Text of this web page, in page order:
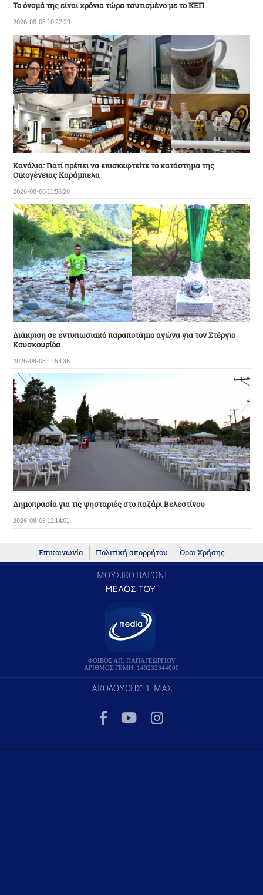
Το όνομά της είναι χρόνια τώρα ταυτισμένο με το ΚΕΠ
2026-08-05 10:22:29
Κανάλια: Γιατί πρέπει να επισκεφτείτε το κατάστημα της
Οικογένειας Καράμπελα
2026-08-06 11:56:20
Διάκριση σε εντυπωσιακό παραποτάμιο αγώνα για τον Στέργιο
Κουσκουρίδα
2026-08-05 11:54:36
Δημοπρασία για τις ψησταριές στο παζάρι Βελεστίνου
2026-08-05 12:14:01
Επικοινωνία Πολιτική απορρήτου Όροι Χρήσης
ΜΟΥΣΙΚΟ ΒΑΓΟΝΙ
ΦΟΙΒΟΣ ΑΠ. ΠΑΠΑΓΕΩΡΓΙΟΥ
ΑΡΙΘΜΟΣ ΓΕΜΗ: 149232344000
ΑΚΟΛΟΥΘΗΣΤΕ ΜΑΣ